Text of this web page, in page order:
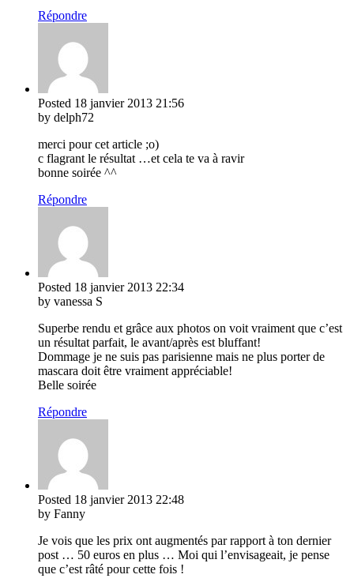
Répondre
Posted 18 janvier 2013 21:56
by delph72
merci pour cet article ;o)
c flagrant le résultat …et cela te va à ravir
bonne soirée ^^
Répondre
Posted 18 janvier 2013 22:34
by vanessa S
Superbe rendu et grâce aux photos on voit vraiment que c’est
un résultat parfait, le avant/après est bluffant!
Dommage je ne suis pas parisienne mais ne plus porter de
mascara doit être vraiment appréciable!
Belle soirée
Répondre
Posted 18 janvier 2013 22:48
by Fanny
Je vois que les prix ont augmentés par rapport à ton dernier
post … 50 euros en plus … Moi qui l’envisageait, je pense
que c’est râté pour cette fois !